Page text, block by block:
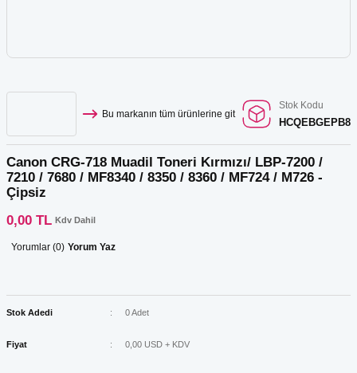
Bu markanın tüm ürünlerine git
Stok Kodu
HCQEBGEPB8
Canon CRG-718 Muadil Toneri Kırmızı/ LBP-7200 /
7210 / 7680 / MF8340 / 8350 / 8360 / MF724 / M726 -
Çipsiz
0,00 TL Kdv Dahil
Yorumlar (0) Yorum Yaz
Stok Adedi 0 Adet
Fiyat 0,00 USD + KDV